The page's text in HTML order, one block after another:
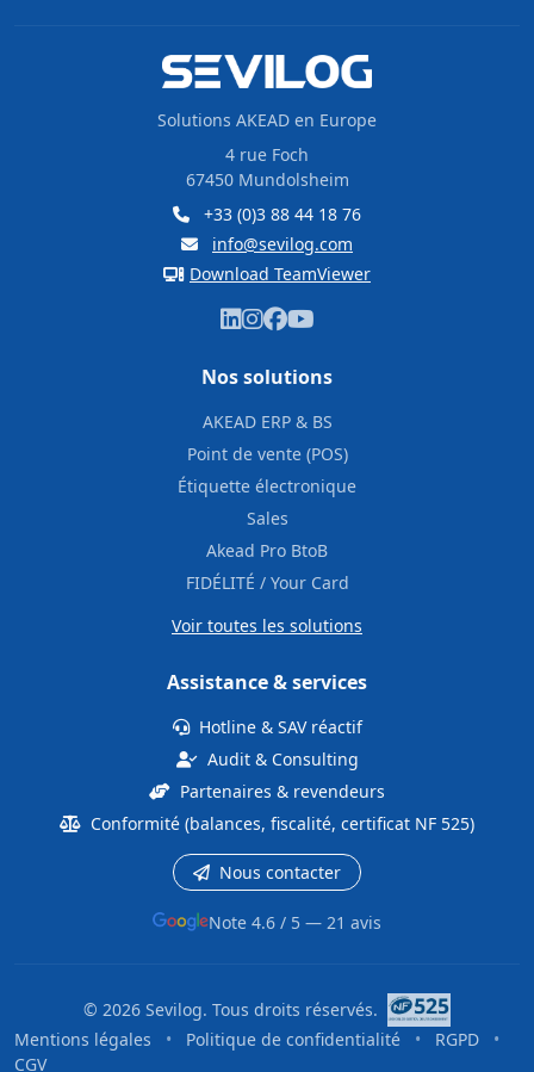
Solutions AKEAD en Europe
4 rue Foch
67450 Mundolsheim
+33 (0)3 88 44 18 76
info@sevilog.com
Download TeamViewer
Nos solutions
AKEAD ERP & BS
Point de vente (POS)
Étiquette électronique
Sales
Akead Pro BtoB
FIDÉLITÉ / Your Card
Voir toutes les solutions
Assistance & services
Hotline & SAV réactif
Audit & Consulting
Partenaires & revendeurs
Conformité (balances, fiscalité, certificat NF 525)
Nous contacter
Note 4.6 / 5 — 21 avis
© 2026 Sevilog. Tous droits réservés.
Mentions légales
• Politique de confidentialité • RGPD
•
CGV